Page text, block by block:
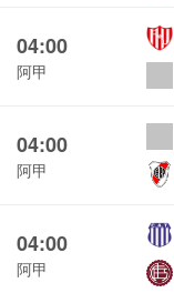
04:00
阿甲
04:00
阿甲
04:00
阿甲